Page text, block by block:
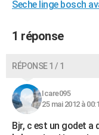
Dictionnaire
Biographies
Citations
Expressions
Proverbes
PROGRAMME TV
COPAINS D'AVANT
S'inscrire
Se connecter
Lycées
Collèges
Primaires
Universités
Entreprises
Service militaire
Avis de recherche
AVIS DE DÉCÈS
Seche linge bosch
1 réponse
RÉPONSE 1 / 1
Icare095
25 mai 2012 à
Bjr, c est un godet a